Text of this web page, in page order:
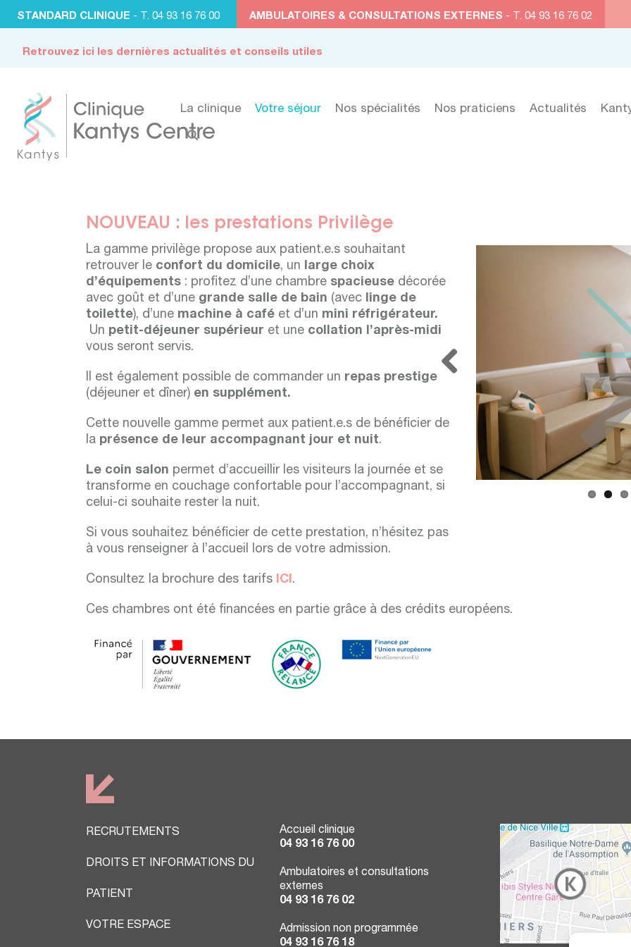
STANDARD CLINIQUE - T. 04 93 16 76 00 AMBULATOIRES & CONSULTATIONS EXTERNES - T. 04 93 16 76 02
Retrouvez ici les dernières actualités et conseils utiles
La clinique Votre séjour Nos spécialités Nos praticiens Actualités
NOUVEAU : les prestations Privilège
La gamme privilège propose aux patient.e.s souhaitant
retrouver le confort du domicile, un large choix
d’équipements : profitez d’une chambre spacieuse décorée
avec goût et d’une grande salle de bain (avec linge de
toilette), d’une machine à café et d’un mini réfrigérateur.
Un petit-déjeuner supérieur et une collation l’après-midi
vous seront servis.
Il est également possible de commander un repas prestige
(déjeuner et dîner) en supplément.
Cette nouvelle gamme permet aux patient.e.s de bénéficier de
la présence de leur accompagnant jour et nuit.
Le coin salon permet d’accueillir les visiteurs la journée et se
transforme en couchage confortable pour l’accompagnant, si
celui-ci souhaite rester la nuit.
Si vous souhaitez bénéficier de cette prestation, n’hésitez pas
à vous renseigner à l’accueil lors de votre admission.
Consultez la brochure des tarifs ICI.
Previous
Ces chambres ont été financées en partie grâce à des crédits européens.
RECRUTEMENTS
DROITS ET INFORMATIONS DU
PATIENT
VOTRE ESPACE
Accueil clinique
04 93 16 76 00
Ambulatoires et consultations
externes
04 93 16 76 02
Admission non programmée
04 93 16 76 18